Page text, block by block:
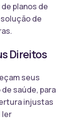
planos de
de
Direitos
seus
saúde, para
injustas
ler